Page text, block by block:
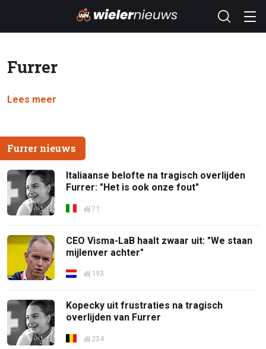
Furrer
Lees meer
Furrer nieuws
Italiaanse belofte na tragisch overlijden
Furrer: "Het is ook onze fout"
71
CEO Visma-LaB haalt zwaar uit: "We staan
mijlenver achter"
193
Kopecky uit frustraties na tragisch
overlijden van Furrer
234